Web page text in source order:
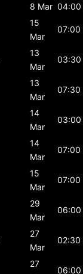
8 Mar 04:00
15
Mar
07:00
13
Mar
03:30
13
Mar
07:30
14
Mar
03:00
14
Mar
07:00
15
Mar
07:00
29
Mar
06:00
27
Mar
02:30
27
06:00